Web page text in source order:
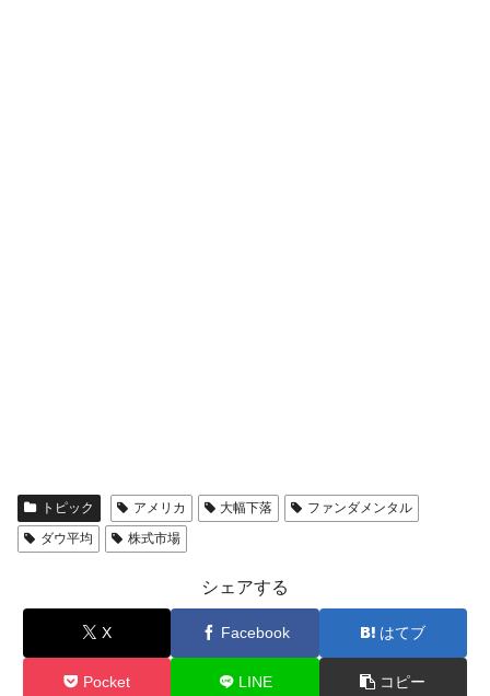
Fact1 平成仮面ライダーの意外すぎるモチーフとは？
なスーパーリーグとは？
日本人マスターズ挑戦の歴史。松山以前に最高位
Fact1
甲子園通算本塁打、最多の清原に次いで多く打っ
トピック アメリカ 大幅下落
ファンダメンタル
ダウ平均
株式市場
シェアする
X Facebook はてブ
Pocket LINE コピー